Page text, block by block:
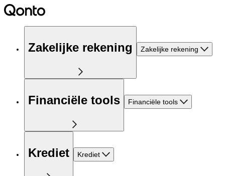
Zakelijke rekening Zakelijke rekening
Financiële tools Financiële tools
Krediet Krediet